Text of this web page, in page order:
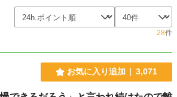
28件
お気に入り追加 3,071